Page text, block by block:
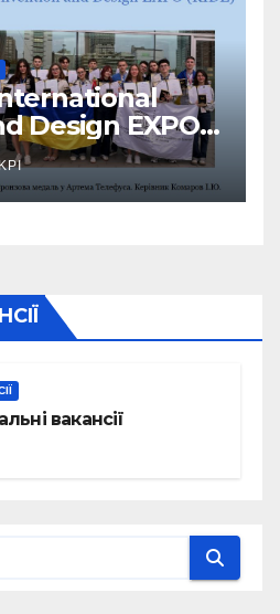
Design EXPO
вакансії